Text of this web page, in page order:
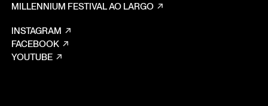
MILLENNIUM FESTIVAL AO LARGO
INSTAGRAM
FACEBOOK
YOUTUBE